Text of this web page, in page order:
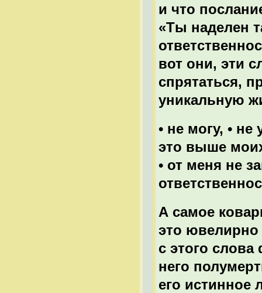
и что
«Ты наделен
вот они, эти
спрятаться,
уникальную
• не могу, • не
это выше
• от меня не
А самое
это ювелирно
с этого
него
его истинное